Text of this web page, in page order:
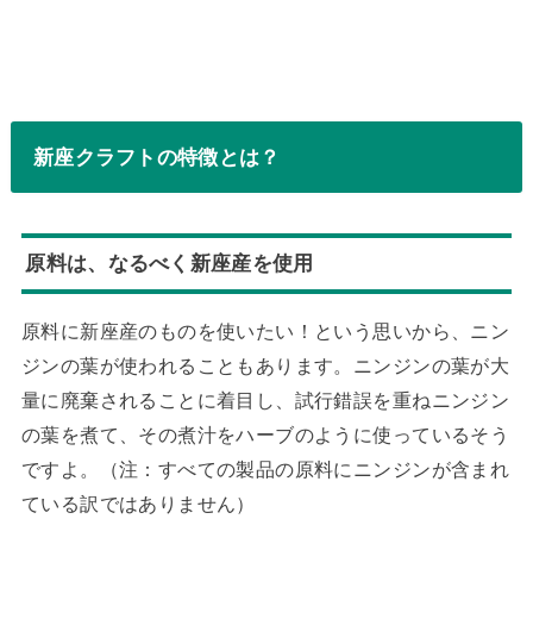
新座クラフトの特徴とは？
原料は、なるべく新座産を使用
原料に新座産のものを使いたい！という思いから、ニン
ジンの葉が使われることもあります。ニンジンの葉が大
量に廃棄されることに着目し、試行錯誤を重ねニンジン
の葉を煮て、その煮汁をハーブのように使っているそう
ですよ。（注：すべての製品の原料にニンジンが含まれ
ている訳ではありません）